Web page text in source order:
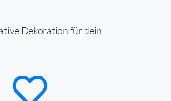
Dekoration für dein